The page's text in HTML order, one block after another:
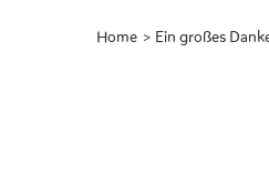
Home
Gerade
Ein großes